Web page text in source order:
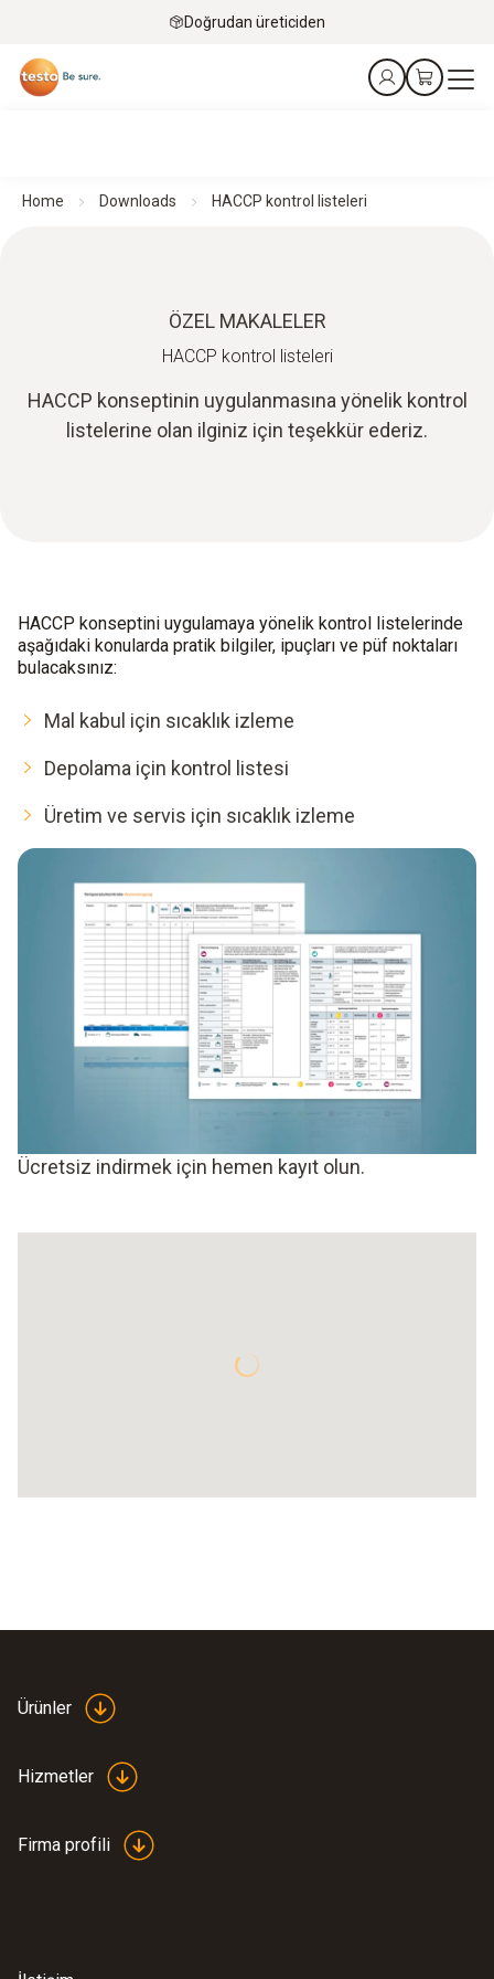
Doğrudan üreticiden
Home Downloads HACCP kontrol listeleri
ÖZEL MAKALELER
HACCP kontrol listeleri
HACCP konseptinin uygulanmasına yönelik kontrol
listelerine olan ilginiz için teşekkür ederiz.
HACCP konseptini uygulamaya yönelik kontrol listelerinde
aşağıdaki konularda pratik bilgiler, ipuçları ve püf noktaları
bulacaksınız:
Mal kabul için sıcaklık izleme
Depolama için kontrol listesi
Üretim ve servis için sıcaklık izleme
Ücretsiz indirmek için hemen kayıt olun.
Ürünler
Hizmetler
Firma profili